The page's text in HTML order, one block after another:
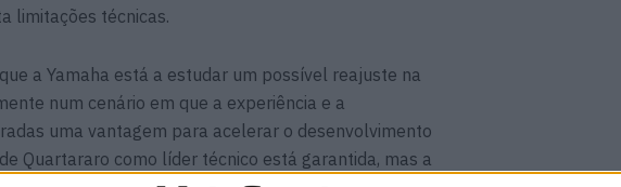
limitações técnicas.
a Yamaha está a estudar um possível reajuste na
num cenário em que a experiência e a
uma vantagem para acelerar o desenvolvimento
Quartararo como líder técnico está garantida, mas a